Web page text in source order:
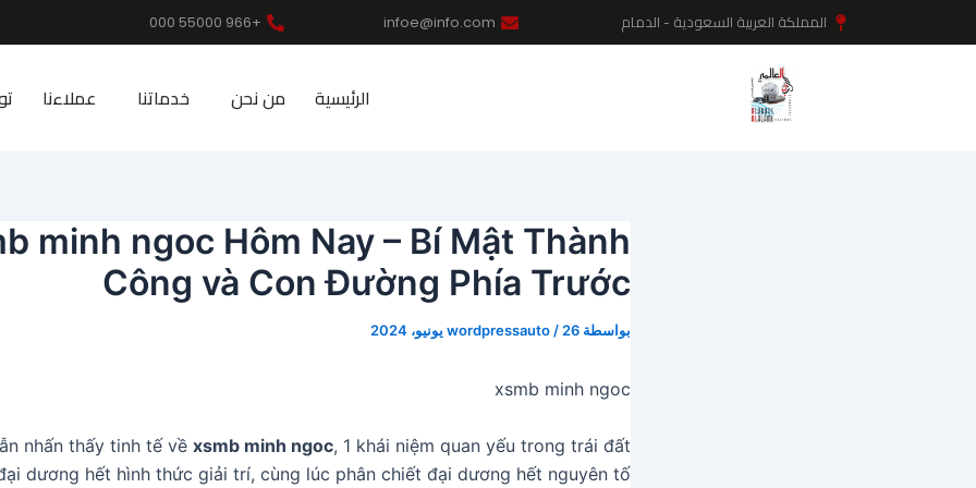
إلى
المملكة العربية السعودية - الدمام infoe@info.com
+966 55000 000
الرئيسية من نحن خدماتنا عملاءنا
minh ngoc Hôm Nay – Bí Mật Thành
Công và Con Đường Phía Trước
بواسطة wordpressauto / 26 يونيو، 2024
xsmb minh ngoc
nhấn thấy tinh tế về xsmb minh ngoc, 1 khái niệm quan yếu trong trái đất
dương hết hình thức giải trí, cùng lúc phân chiết đại dương hết nguyên tố
navigation